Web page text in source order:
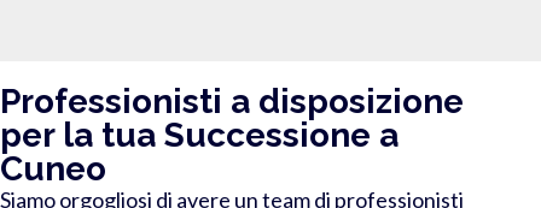
Professionisti a disposizione
per la tua Successione a
Cuneo
Siamo orgogliosi di avere un team di professionisti